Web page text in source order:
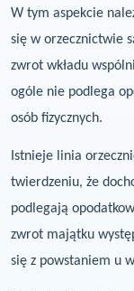
W tym aspekcie
się w orzecznictwie
zwrot wkładu
ogóle nie podlega
osób fizycznych.
Istnieje linia
twierdzeniu, że
podlegają
zwrot majątku
się z powstaniem u